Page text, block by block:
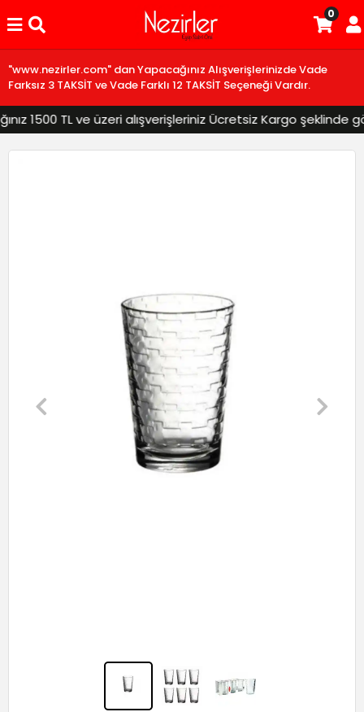
"www.nezirler.com" dan Yapacağınız Alışverişlerinizde Vade
Farksız 3 TAKSİT ve Vade Farklı 12 TAKSİT Seçeneği Vardır.
1500 TL ve üzeri alışverişleriniz Ücretsiz Kargo şeklinde
0